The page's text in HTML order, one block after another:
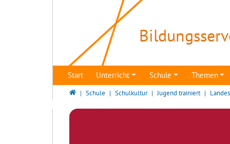
Start Unterricht Schule Themen
Bildungsserver Berlin - Brandenburg
Schule Schulkultur Jugend trainiert